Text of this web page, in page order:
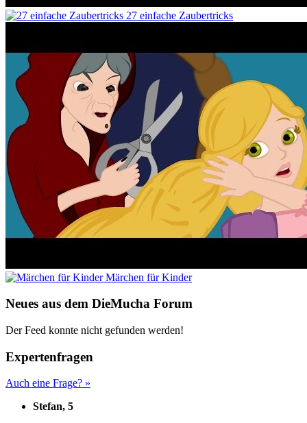
27 einfache Zaubertricks
Märchen für Kinder
Neues aus dem DieMucha Forum
Der Feed konnte nicht gefunden werden!
Expertenfragen
Auch eine Frage? »
Stefan, 5